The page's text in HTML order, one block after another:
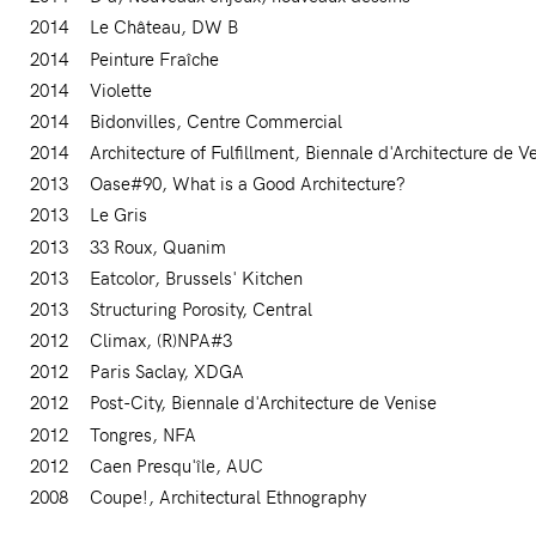
2014
Le Château DW B
2014
Peinture Fraîche
2014
Violette
2014
Bidonvilles Centre Commercial
2014
Architecture of Fulfillment Biennale d'Architecture de
2013
Oase#90 What is a Good Architecture?
2013
Le Gris
2013
33 Roux Quanim
2013
Eatcolor Brussels' Kitchen
2013
Structuring Porosity Central
2012
Climax (R)NPA#3
2012
Paris Saclay XDGA
2012
Post-City Biennale d'Architecture de Venise
2012
Tongres NFA
2012
Caen Presqu'île AUC
2008
Coupe! Architectural Ethnography